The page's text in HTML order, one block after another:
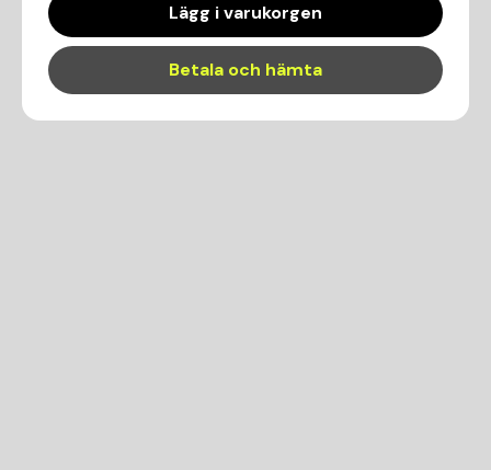
Lägg i varukorgen
Betala och hämta